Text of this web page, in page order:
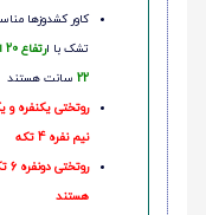
کاور کشدوزها
تشک با ا
22 سانت هستند
روتختی یکنفره و
نیم نفره 4 تکه
هستند